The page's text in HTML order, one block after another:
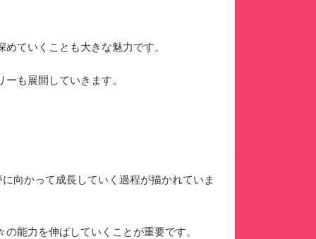
ていくことも大きな魅力です。
も展開していきます。
向かって成長していく過程が描かれていま
能力を伸ばしていくことが重要です。